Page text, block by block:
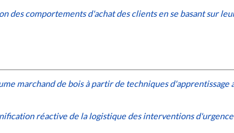
des comportements d'achat des clients en se basant sur
marchand de bois à partir de techniques d'apprentissage
réactive de la logistique des interventions d'urgence